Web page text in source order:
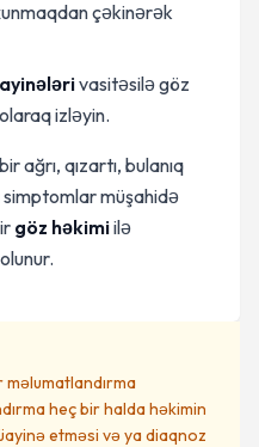
çəkinərək
vasitəsilə göz
izləyin.
ağrı, qızartı, bulanıq
müşahidə
göz həkimiilə
heç bir halda həkimin
etməsi və ya diaqnoz